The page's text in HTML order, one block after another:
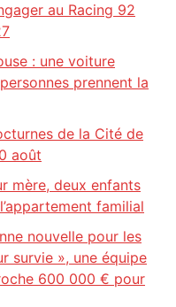
au Racing 92
: une voiture
prennent la
de la Cité de
août
mère, deux enfants
familial
nouvelle pour les
survie », une équipe
600 000 € pour